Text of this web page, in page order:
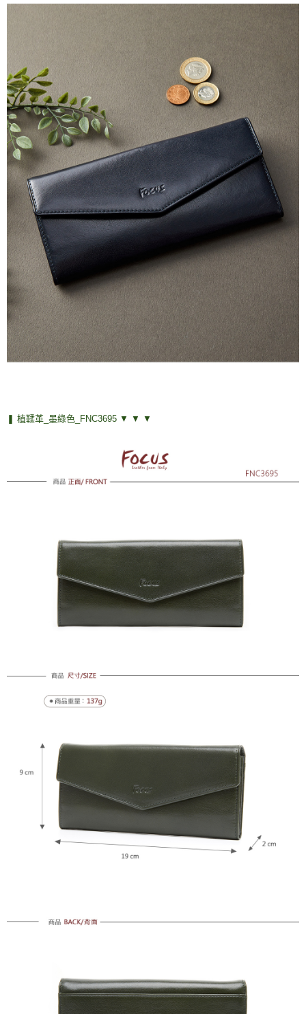
❚ 植鞣革_墨綠色_FNC3695 ▼ ▼ ▼